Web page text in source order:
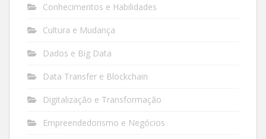
Conhecimentos e Habilidades
Cultura e Mudança
Dados e Big Data
Data Transfer e Blockchain
Digitalização e Transformação
Empreendedorismo e Negócios